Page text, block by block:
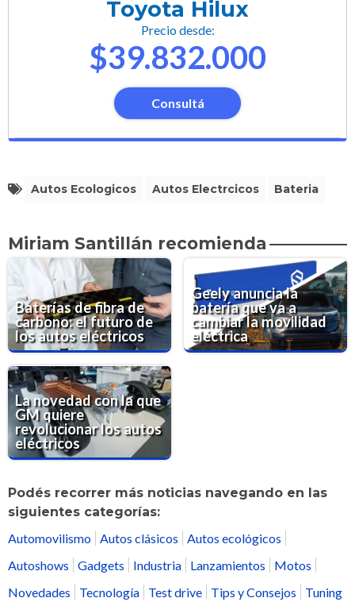
Toyota Hilux
Precio desde:
$39.832.000
Consultá
Autos Ecologicos Autos Electrcicos Bateria
Miriam Santillán recomienda
Baterías de fibra de
carbono: el futuro de
los autos eléctricos
Geely anuncia la
batería que va a
cambiar la movilidad
eléctrica
La novedad con la que
GM quiere
revolucionar los autos
eléctricos
Podés recorrer más noticias navegando en las
siguientes categorías:
Automovilismo Autos clásicos
Autos ecológicos
Autoshows
Gadgets Industria Lanzamientos
Motos
Novedades
Tecnología Test drive Tips y Consejos Tuning